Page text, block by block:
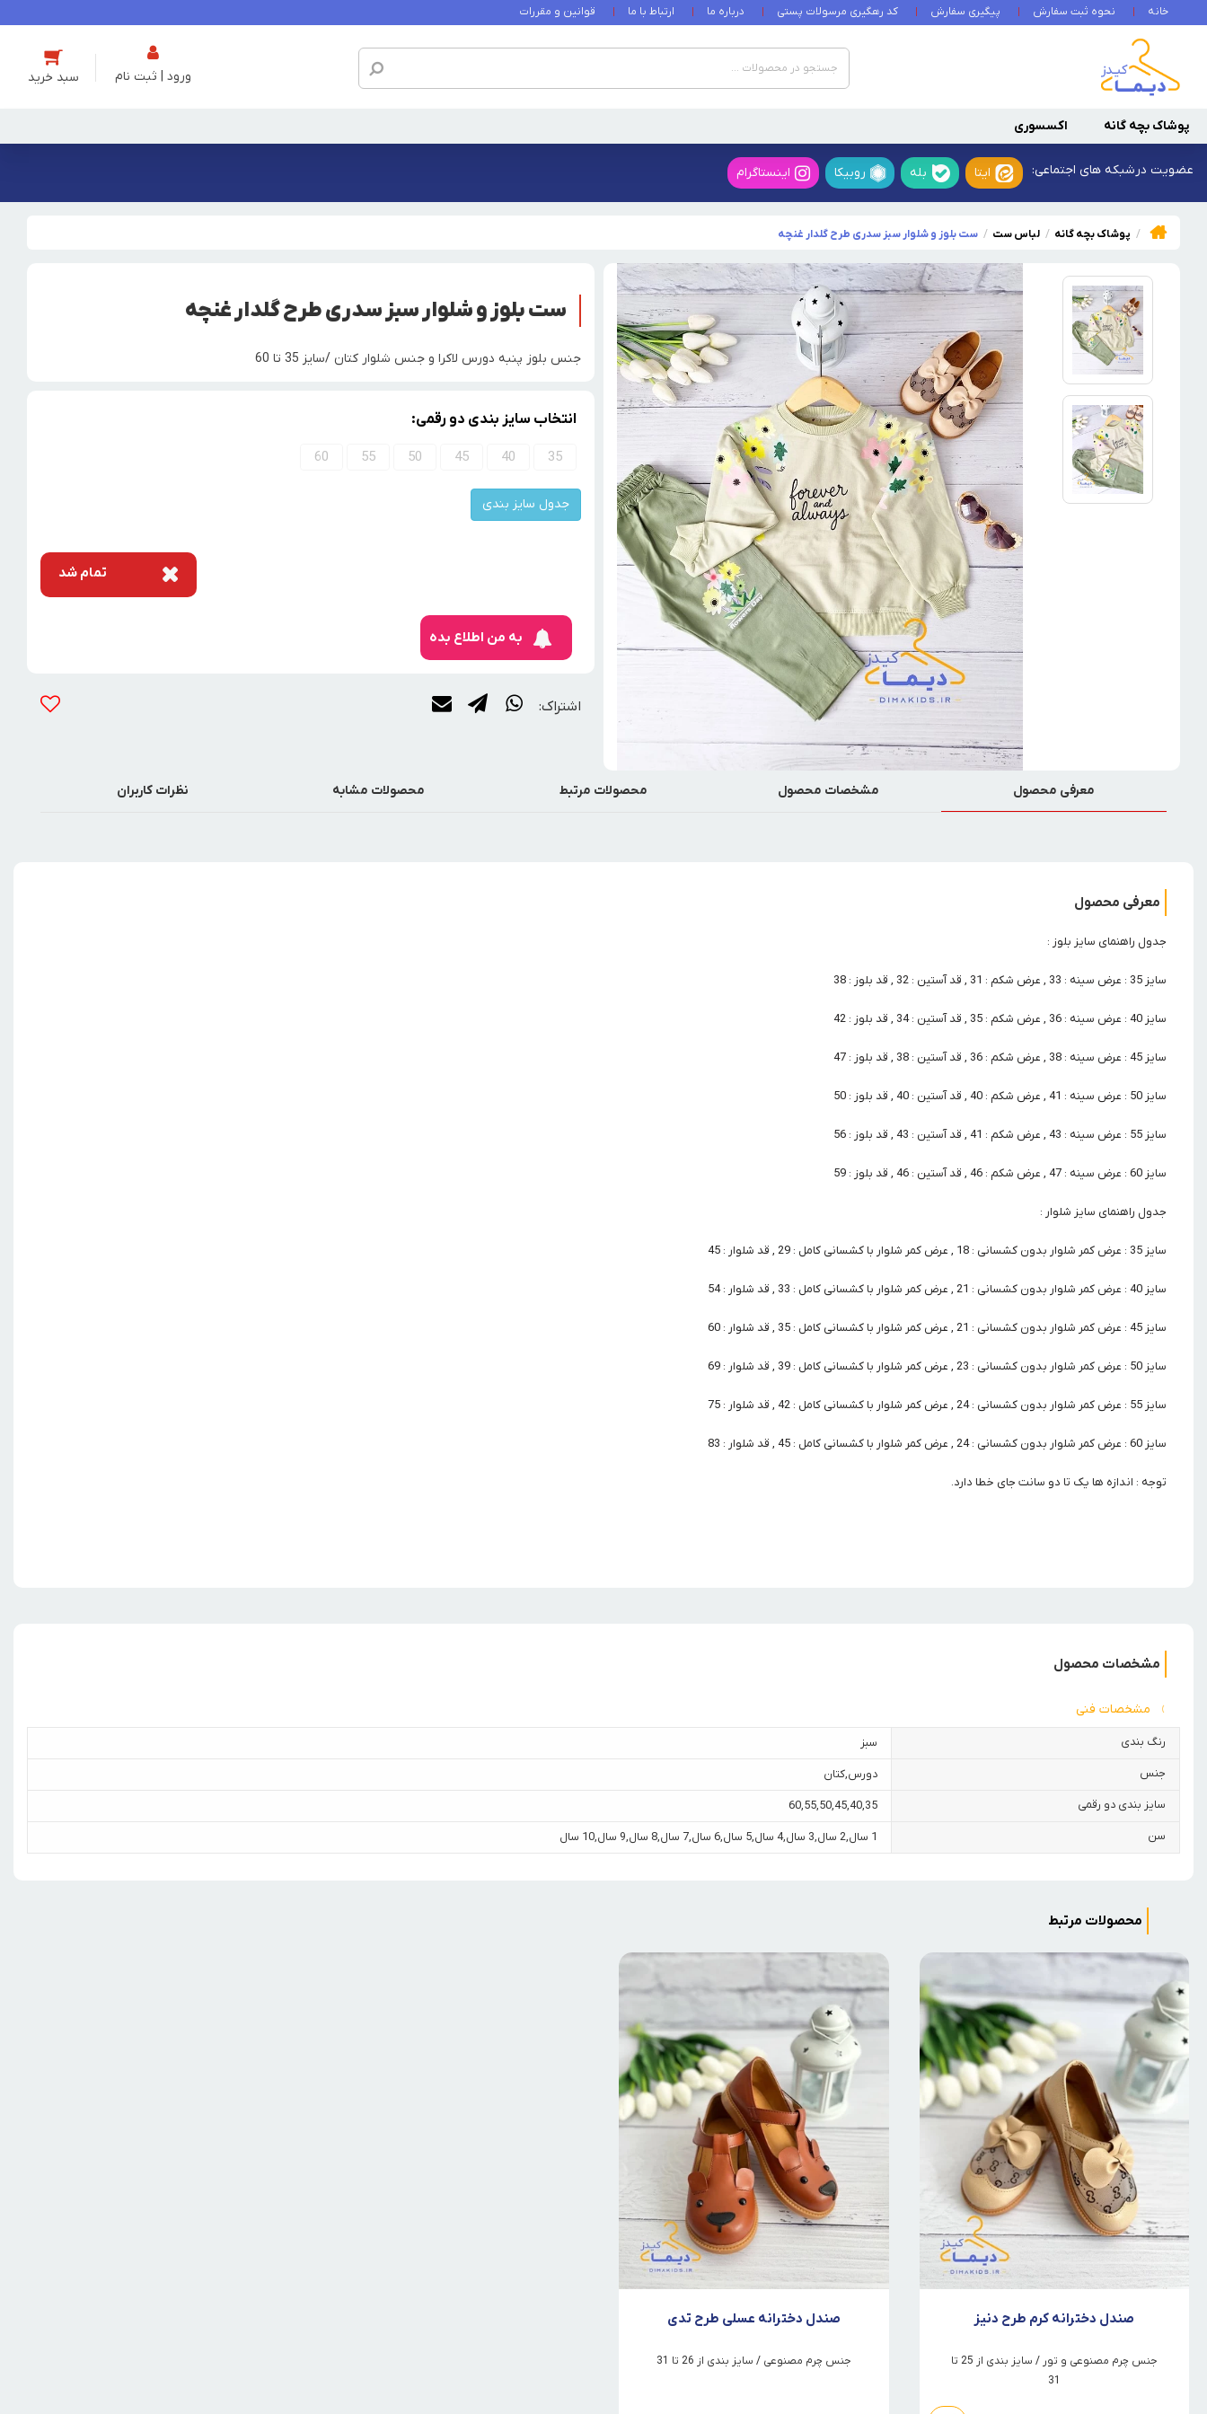
خانه نحوه ثبت سفارش پیگیری سفارش کد رهگیری مرسولات پستی درباره ما ارتباط با ما قوانین و مقررات
ورود | ثبت نام
پوشاک بچه گانه اکسسوری
عضویت درشبکه های اجتماعی: ایتا بله روبیکا اینستاگرام
پوشاک بچه گانه لباس ست ست بلوز و شلوار سبز سدری طرح گلدار غنچه
ست بلوز و شلوار سبز سدری طرح گلدار غنچه
جنس بلوز پنبه دورس لاکرا و جنس شلوار کتان /سایز 35 تا 60
انتخاب سایز بندی دو رقمی:
35
40
45
50
55
60
جدول سایز بندی
تمام شد
به من اطلاع بده
اشتراک:
معرفی محصول مشخصات محصول محصولات مرتبط محصولات مشابه نظرات کاربران
معرفی محصول
جدول راهنمای سایز بلوز :
سایز 35 : عرض سینه : 33 , عرض شکم : 31 , قد آستین : 32 , قد بلوز : 38
سایز 40 : عرض سینه : 36 , عرض شکم : 35 , قد آستین : 34 , قد بلوز : 42
سایز 45 : عرض سینه : 38 , عرض شکم : 36 , قد آستین : 38 , قد بلوز : 47
سایز 50 : عرض سینه : 41 , عرض شکم : 40 , قد آستین : 40 , قد بلوز : 50
سایز 55 : عرض سینه : 43 , عرض شکم : 41 , قد آستین : 43 , قد بلوز : 56
سایز 60 : عرض سینه : 47 , عرض شکم : 46 , قد آستین : 46 , قد بلوز : 59
جدول راهنمای سایز شلوار :
سایز 35 : عرض کمر شلوار بدون کشسانی : 18 , عرض کمر شلوار با کشسانی کامل : 29 , قد شلوار : 45
سایز 40 : عرض کمر شلوار بدون کشسانی : 21 , عرض کمر شلوار با کشسانی کامل : 33 , قد شلوار : 54
سایز 45 : عرض کمر شلوار بدون کشسانی : 21 , عرض کمر شلوار با کشسانی کامل : 35 , قد شلوار : 60
سایز 50 : عرض کمر شلوار بدون کشسانی : 23 , عرض کمر شلوار با کشسانی کامل : 39 , قد شلوار : 69
سایز 55 : عرض کمر شلوار بدون کشسانی : 24 , عرض کمر شلوار با کشسانی کامل : 42 , قد شلوار : 75
سایز 60 : عرض کمر شلوار بدون کشسانی : 24 , عرض کمر شلوار با کشسانی کامل : 45 , قد شلوار : 83
توجه : اندازه ها یک تا دو سانت جای خطا دارد.
مشخصات محصول
مشخصات فنی
رنگ بندی سبز
جنس دورس,کتان
سایز بندی دو رقمی 35
,
40
,
45
,
50
,
55
,
60
سن 1 سال ,2 سال ,3 سال ,4 سال ,5 سال ,6 سال ,7 سال ,8 سال ,9 سال ,10 سال
محصولات مرتبط
صندل دخترانه کرم طرح دنیز
جنس چرم مصنوعی و تور / سایز بندی از 25 تا
31
صندل دخترانه عسلی طرح تدی
جنس چرم مصنوعی / سایز بندی از 26 تا 31